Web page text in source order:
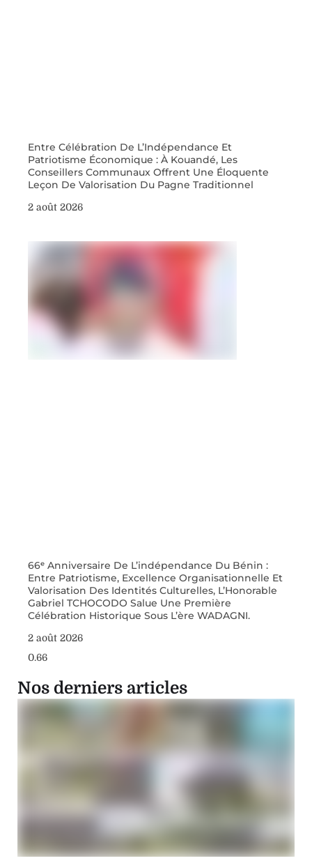
Entre Célébration De L’Indépendance Et
Patriotisme Économique : À Kouandé, Les
Conseillers Communaux Offrent Une Éloquente
Leçon De Valorisation Du Pagne Traditionnel
2 août 2026
66ᵉ Anniversaire De L’indépendance Du Bénin :
Entre Patriotisme, Excellence Organisationnelle Et
Valorisation Des Identités Culturelles, L’Honorable
Gabriel TCHOCODO Salue Une Première
Célébration Historique Sous L’ère WADAGNI.
2 août 2026
Nos derniers articles